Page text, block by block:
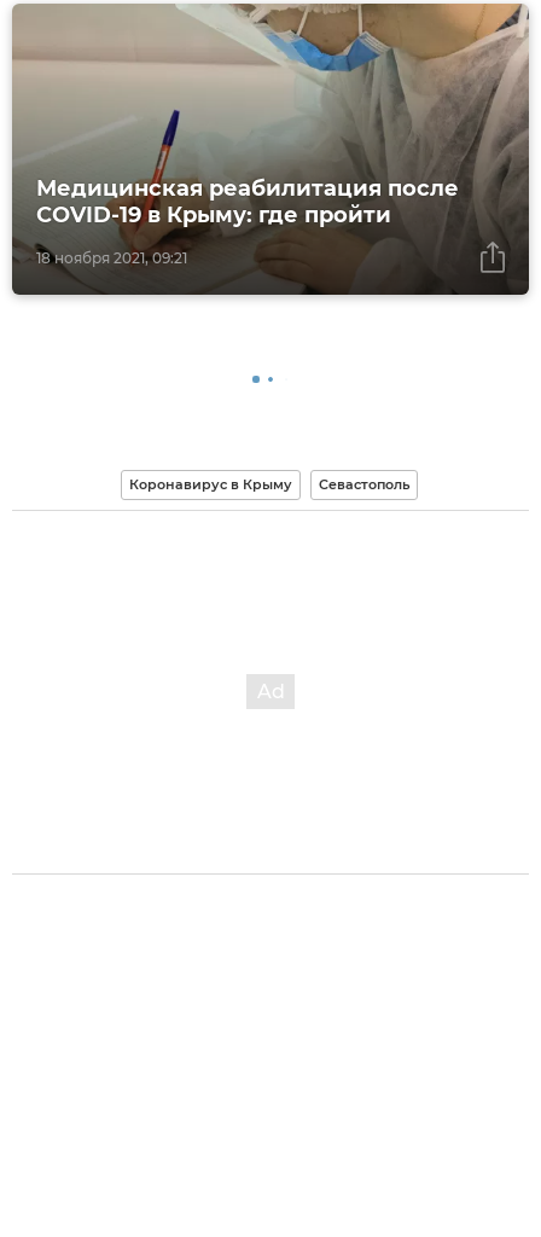
18 ноября 2021, 09:21
Медицинская реабилитация после
COVID-19 в Крыму: где пройти
Коронавирус в Крыму Севастополь